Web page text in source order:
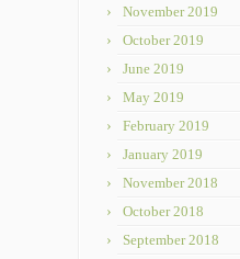
November 2019
October 2019
June 2019
May 2019
February 2019
January 2019
November 2018
October 2018
September 2018